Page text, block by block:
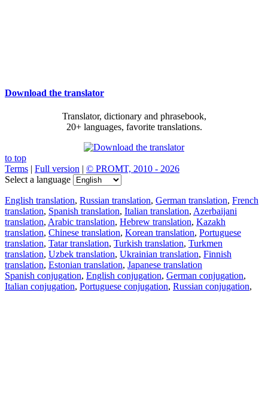
Download the translator
Translator, dictionary and phrasebook,
20+ languages, favorite translations.
to top
Terms | Full version | © PROMT, 2010 - 2026
Select a language
English translation, Russian translation, German translation, French
translation, Spanish translation, Italian translation, Azerbaijani
translation, Arabic translation, Hebrew translation, Kazakh
translation, Chinese translation, Korean translation, Portuguese
translation, Tatar translation, Turkish translation, Turkmen
translation, Uzbek translation, Ukrainian translation, Finnish
translation, Estonian translation, Japanese translation
Spanish conjugation, English conjugation, German conjugation,
Italian conjugation, Portuguese conjugation, Russian conjugation,